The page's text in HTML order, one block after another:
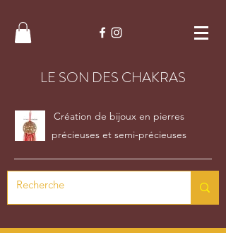
LE SON DES CHAKRAS
Création de bijoux en pierres
précieuses et semi-précieuses